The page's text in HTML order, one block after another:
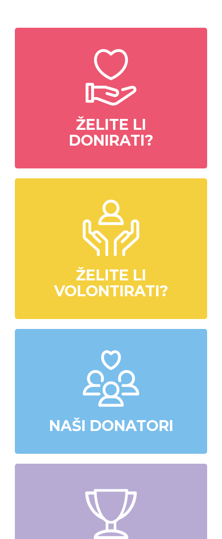
ŽELITE LI
DONIRATI?
ŽELITE LI
VOLONTIRATI?
NAŠI DONATORI